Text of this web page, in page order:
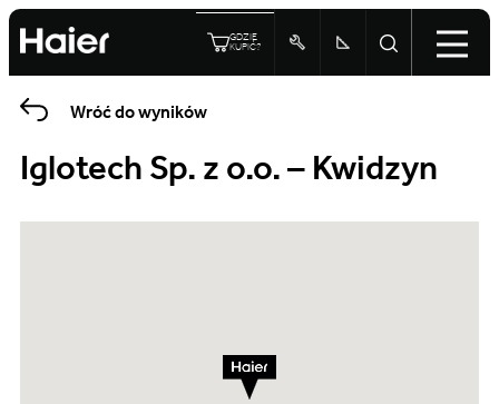
GDZIE
KUPIĆ?
Wróć do wyników
Iglotech Sp. z o.o. – Kwidzyn